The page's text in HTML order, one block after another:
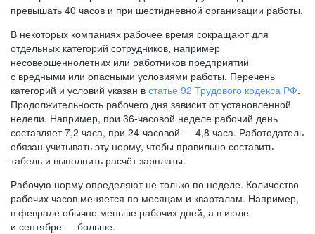
превышать 40 часов и при шестидневной организации работы.
В некоторых компаниях рабочее время сокращают для
отдельных категорий сотрудников, например
несовершеннолетних или работников предприятий
с вредными или опасными условиями работы. Перечень
категорий и условий указан в статье 92 Трудового кодекса РФ.
Продолжительность рабочего дня зависит от установленной
недели. Например, при 36-часовой неделе рабочий день
составляет 7,2 часа, при 24-часовой — 4,8 часа. Работодатель
обязан учитывать эту норму, чтобы правильно составить
табель и выполнить расчёт зарплаты.
Рабочую норму определяют не только по неделе. Количество
рабочих часов меняется по месяцам и кварталам. Например,
в феврале обычно меньше рабочих дней, а в июле
и сентябре — больше.